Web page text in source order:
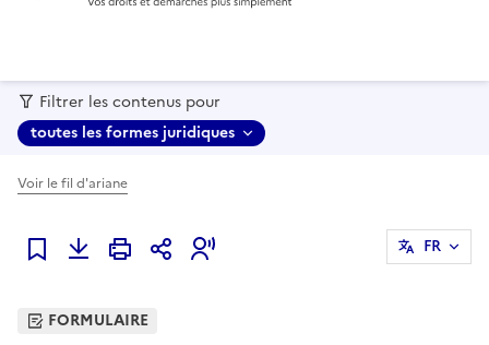
Filtrer les contenus pour
toutes les formes juridiques
Voir le fil d'ariane
Ajouter à mes favoris
FR
FORMULAIRE